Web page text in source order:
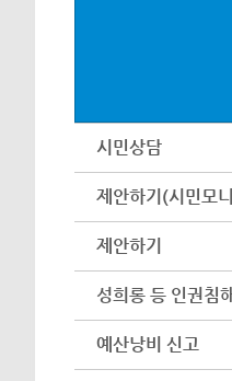
시민상담
제안하기(시민모
제안하기
성희롱 등 인권침
예산낭비 신고